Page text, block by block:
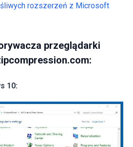
rozszerzeń z Microsoft
przeglądarki
10: